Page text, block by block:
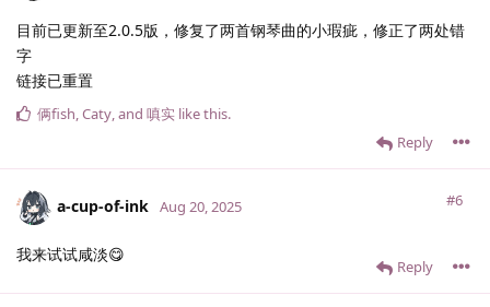
目前已更新至2.0.5版，修复了两首钢琴曲的小瑕疵，修正了两处错
字
链接已重置
Reply
俩fish,Caty, and 嗔实 like this.
a-cup-of-ink #6
Aug 20, 2025
我来试试咸淡😋
Reply